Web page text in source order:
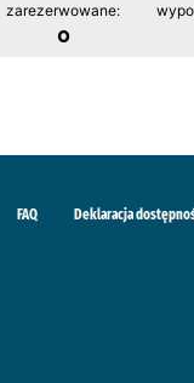
zarezerwowane:
0
FAQ Deklaracja